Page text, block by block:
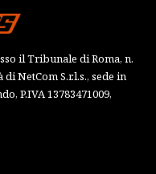
il Tribunale di Roma, n.
NetCom S.r.l.s., sede in
P.IVA 13783471009,